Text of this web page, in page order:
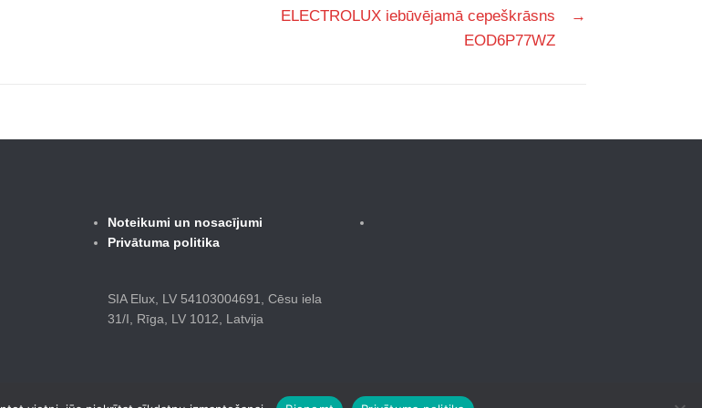
ELECTROLUX iebūvējamā cepeškrāsns
EOD6P77WZ
→
Noteikumi un nosacījumi
Privātuma politika
SIA Elux, LV 54103004691, Cēsu iela
31/I, Rīga, LV 1012, Latvija